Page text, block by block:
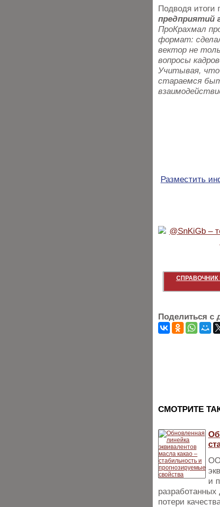
Подводя итоги
предприятий
ПроКрахмал
формат:
вектор не
вопросы
Учитывая, что
стараемся
Разместить
СПРАВОЧНИК
Поделиться с
CМОТРИТЕ
и
потери